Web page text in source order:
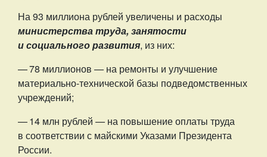
На 93 миллиона рублей увеличены и расходы
министерства труда, занятости
и социального развития, из них:
— 78 миллионов — на ремонты и улучшение
материально-технической базы подведомственных
учреждений;
— 14 млн рублей — на повышение оплаты труда
в соответствии с майскими Указами Президента
России.